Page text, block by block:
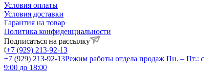
Условия оплаты
Условия доставки
Гарантия на товар
Политика конфиденциальности
Подписаться на рассылку
+7 (929) 213-92-13
+7 (929) 213-92-13Режим работы отдела продаж Пн. – Пт.: с
9:00 до 18:00